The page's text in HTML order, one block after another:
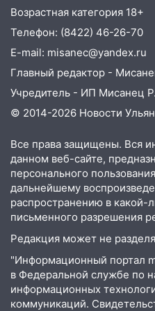
сорванные крыши,
затопленные улицы
трамваи
12:17 Ульяновск
после ливня город
воду
ДТП с шестилетним
Федерации
12:01 Пьяная
шестилетнего
Федерации:
11:16
В Ульяновске
мужчину,
10:30 От
хаски: куда сходить
Возрастная категория 18+
Телефон: (8422) 46-26-70
E-mail: misanec@yandex.ru
Главный редактор -
Учредитель - ИП Мисанец
© 2014-2026 Новости
Все права защищены. Вся
данном веб-сайте,
персонального
дальнейшему
распространению в какой-
письменного разрешения
Редакция может не
"Информационный портал
в Федеральной службе по
информационных
коммуникаций.